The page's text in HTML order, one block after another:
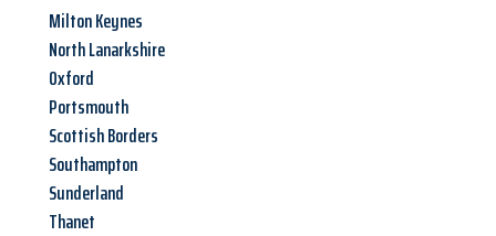
Milton Keynes
North Lanarkshire
Oxford
Portsmouth
Scottish Borders
Southampton
Sunderland
Thanet